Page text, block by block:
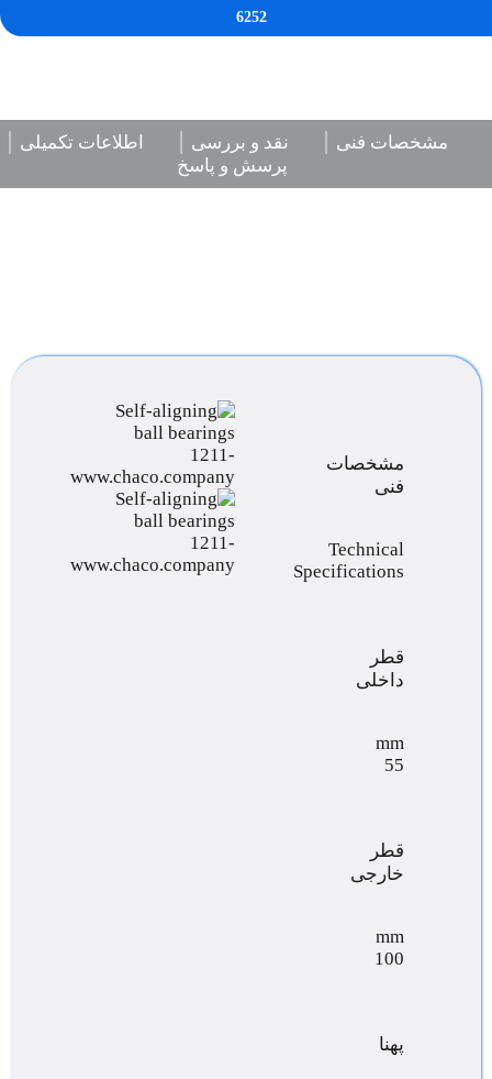
6252
مشخصات فنی نقد و بررسی
اطلاعات تکمیلی
پرسش و پاسخ
مشخصات
فنی
Technical
Specifications
قطر
داخلی
mm
55
قطر
خارجی
mm
100
پهنا